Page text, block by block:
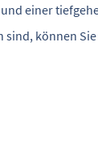
einer
können